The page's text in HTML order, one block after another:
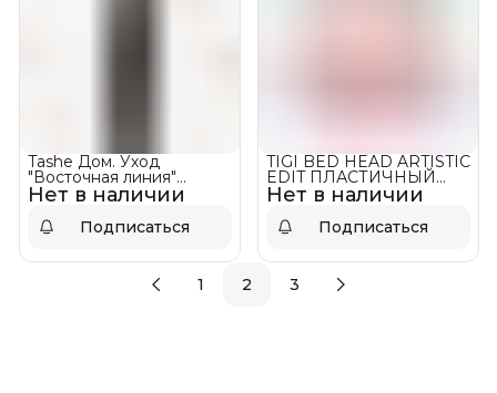
Нет в наличии
Tashe Дом. Уход
"Восточная линия"
Спрей-сияние для волос
Подписаться
Нет в наличии
TIGI BED HEAD ARTISTIC
EDIT ПЛАСТИЧНЫЙ
ВОСК MIND GAMES 50
Подписаться
1 2 3